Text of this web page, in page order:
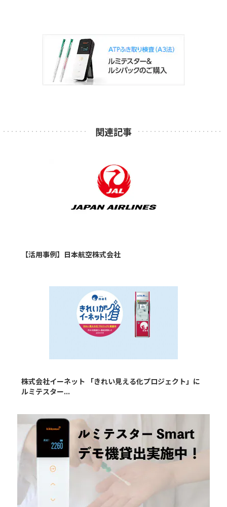
関連記事
【活用事例】日本航空株式会社
株式会社イーネット 「きれい見える化プロジェクト」に
ルミテスター...